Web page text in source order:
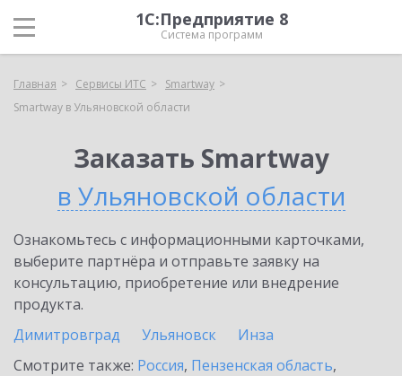
1С:Предприятие 8
Система программ
Главная Сервисы ИТС
Smartway
Smartway в Ульяновской области
Заказать Smartway
в Ульяновской области
Ознакомьтесь с информационными карточками,
выберите партнёра и отправьте заявку на
консультацию, приобретение или внедрение
продукта.
Димитровград
Ульяновск
Инза
Смотрите также: Россия, Пензенская область,